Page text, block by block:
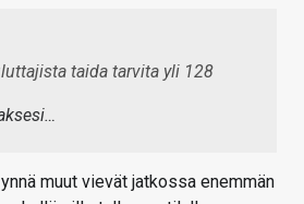
taida tarvita yli 128
muut vievät jatkossa enemmän